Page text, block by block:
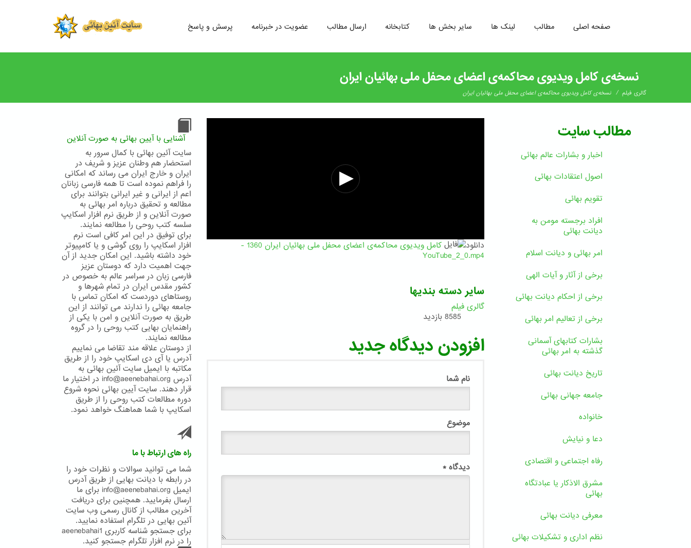
رفتن
پرسش و پاسخ عضویت در خبرنامه ارسال مطالب کتابخانه سایر بخش ها لینک ها مطالب صفحه اصلی
نسخه‌ی کامل ویدیوی محاکمه‌ی اعضای محفل ملی بهائیان ایران
گالری فیلم / نسخه‌ی کامل ویدیوی محاکمه‌ی اعضای محفل ملی بهائیان ایران
دانلود
کامل ویدیوی محاکمه‌ی اعضای محفل ملی بهائیان ایران 1360‬ -
YouTube_2_0.mp4
سایر دسته بندیها
گالری فیلم
8585 بازدید
افزودن دیدگاه جدید
نام شما
موضوع
دیدگاه *
آشنایی با آیین بهائی به صورت آنلاین
سایت آئین بهائی با کمال سرور به
استحضار هم وطنان عزیز و شریف در
ایران و خارج ایران می رساند که امکانی
را فراهم نموده است تا همه فارسی زبانان
اعم از ایرانی و غیر ایرانی بتوانند برای
مطالعه و تحقیق درباره امر بهائی به
صورت آنلاین و از طریق نرم افزار اسکایپ
سلسه کتب روحی را مطالعه نمایند.
برای توفیق در این امر کافی است نرم
افزار اسکایپ را روی گوشی و یا کامپیوتر
خود داشته باشید. این امکان جدید از آن
جهت اهمیت دارد که دوستان عزیز
فارسی زبان در سراسر عالم به خصوص در
کشور مقدس ایران در تمام شهرها و
روستاهای دوردست که امکان تماس با
جامعه بهائی را ندارند می توانند از این
طریق به صورت آنلاین و امن با یکی از
راهنمایان بهایی کتب روحی را در گروه
مطالعه نمایند.
از دوستان علاقه مند تقاضا می نماییم
آدرس یا آی دی اسکایپ خود را از طریق
مکاتبه با ایمیل سایت آئین بهائی به
آدرس info@aeenebahai.org در اختیار ما
قرار دهند. سایت آیین بهائی نحوه شروع
دوره مطالعات کتب روحی را از طریق
اسکایپ با شما هماهنگ خواهد نمود.
راه های ارتباط با ما
شما می توانید سوالات و نظرات خود را
در رابطه با دیانت بهایی از طریق آدرس
ایمیل info@aeenebahai.org برای ما
ارسال بفرمایید. همچنین برای دریافت
آخرین مطالب از کانال رسمی وب سایت
آئین بهایی در تلگرام استفاده نمایید.
برای جستجو شناسه کاربری aeenebahai1
را در نرم افزار تلگرام جستجو کنید.
مطالب سایت
اخبار و بشارات عالم بهائى
اصول اعتقادات بهائی
تقویم بهائی
افراد برجسته مومن به
دیانت بهائی
امر بهائی و دیانت اسلام
برخی از آثار و آیات الهی
برخی از احکام دیانت بهائی
برخی از تعالیم امر بهائی
بشارات کتابهای آسمانی
گذشته به امر بهائی
تاریخ دیانت بهائی
جامعه جهانی بهائی
خانواده
دعا و نیایش
رفاه اجتماعی و اقتصادی
مشرق الاذکار یا عبادتگاه
بهائی
معرفی دیانت بهائی
نظم اداری و تشکیلات بهائی